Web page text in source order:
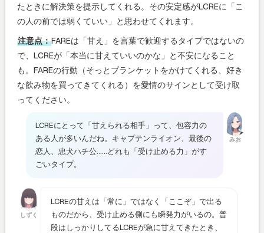
たときに解決策を提示してくれる。その安定感がLCREに「こ
の人の前では弱くていい」と思わせてくれます。
注意点：FAREは「甘え」を言葉で歓迎するタイプではないの
で、LCREが「本当に甘えていいのかな」と不安になること
も。FAREの行動（そっとブランケットをかけてくれる、好き
な飲み物を買ってきてくれる）を愛情のサインとして受け取
ってください。
みお
LCREにとって「甘えられる相手」って、包容力の
ある人が多いんだね。キャプテンライオン、最後の
恋人、忠犬ハチ公……どれも「受け止める力」がす
ごいタイプ。
しずく
LCREの甘えは「常に」ではなく「ここぞ」で出る
ものだから、受け止める側にも瞬発力がいるの。普
段はしっかりしてるLCREが急に甘えてきたとき、